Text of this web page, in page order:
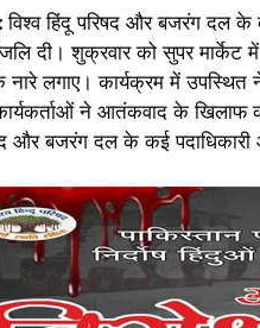
:विश्व हिंदू परिषद और बजरंग दल के
दी। शुक्रवार को सुपर मार्केट
के नारे लगाए। कार्यक्रम में
ने आतंकवाद के खिलाफ
और बजरंग दल के कई पदाधिकारी